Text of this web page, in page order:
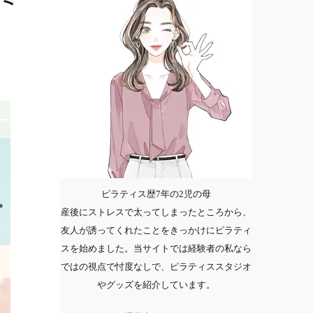
ピラティス歴7年の2児の母
産後にストレスで太ってしまったところから、
友人が誘ってくれたことをきっかけにピラティ
スを始めました。当サイトでは経験者の私なら
ではの視点で忖度なしで、ピラティススタジオ
やグッズを紹介しています。